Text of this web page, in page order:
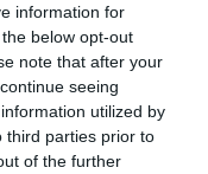
information for
below opt-out
note that after your
seeing
utilized by
third parties prior to
of the further